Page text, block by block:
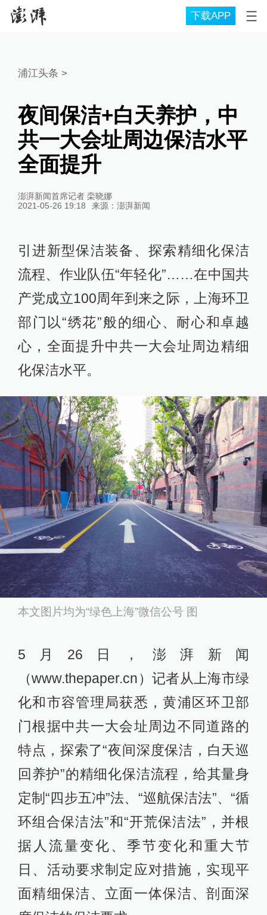
下载APP
浦江头条 >
夜间保洁+白天养护，中
共一大会址周边保洁水平
全面提升
澎湃新闻首席记者 栾晓娜
2021-05-26 19:18
来源： 澎湃新闻
引进新型保洁装备、探索精细化保洁
流程、作业队伍“年轻化”……在中国共
产党成立100周年到来之际，上海环卫
部门以“绣花”般的细心、耐心和卓越
心，全面提升中共一大会址周边精细
化保洁水平。
本文图片均为“绿色上海”微信公号 图
5月26日，澎湃新闻
（www.thepaper.cn）记者从上海市绿
化和市容管理局获悉，黄浦区环卫部
门根据中共一大会址周边不同道路的
特点，探索了“夜间深度保洁，白天巡
回养护”的精细化保洁流程，给其量身
定制“四步五冲”法、“巡航保洁法”、“循
环组合保洁法”和“开荒保洁法”，并根
据人流量变化、季节变化和重大节
日、活动要求制定应对措施，实现平
面精细保洁、立面一体保洁、剖面深